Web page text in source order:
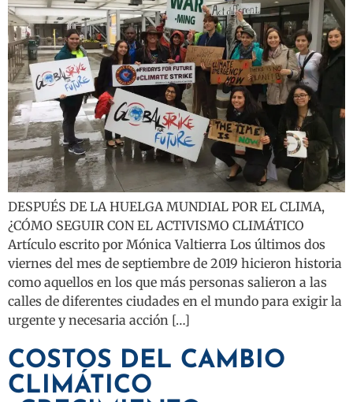
DESPUÉS DE LA HUELGA MUNDIAL POR EL CLIMA,
¿CÓMO SEGUIR CON EL ACTIVISMO CLIMÁTICO
Artículo escrito por Mónica Valtierra Los últimos dos
viernes del mes de septiembre de 2019 hicieron historia
como aquellos en los que más personas salieron a las
calles de diferentes ciudades en el mundo para exigir la
urgente y necesaria acción […]
COSTOS DEL CAMBIO
CLIMÁTICO